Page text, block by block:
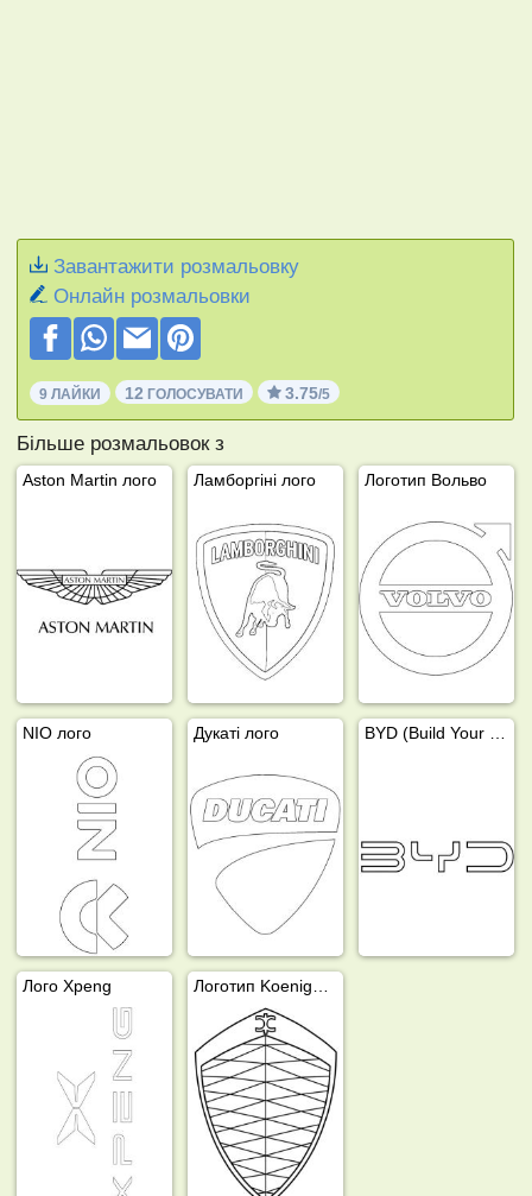
Завантажити розмальовку
Онлайн розмальовки
9 ЛАЙКИ 12 ГОЛОСУВАТИ 3.75/5
Більше розмальовок з
Aston Martin лого Ламборгіні лого Логотип Вольво
NIO лого Дукаті лого
Лого Xpeng